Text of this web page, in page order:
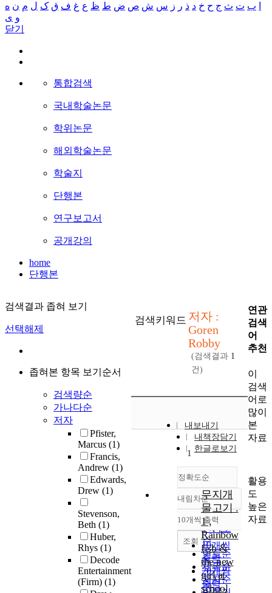
ب ت ث ج ح خ د ذ ر ز س ش ص ض ط ظ ع غ ف ق ک ل م ن ه
و ی
닫기
통합검색
국내학술논문
학위논문
해외학술논문
학술지
단행본
연구보고서
공개강의
home
단행본
검색결과 좁혀 보기
선택해제
좁혀본 항목 보기순서
검색량순
가나다순
저자
Pfister,
Marcus (1)
Francis,
Andrew (1)
Edwards,
Drew (1)
Stevenson,
Beth (1)
Huber,
Rhys (1)
Decode
Entertainment
(Firm) (1)
검색키워드 저자 :
Goren
Robby
(검색결과 1
건)
내보내기
내책장담기
한글로보기
정확도순
정확도
순
인기도
순
연도순
제목순
저자순
내림차순
내림차순
10개씩 출력
10개씩
출력
20개씩
출력
조회
1
무지개
물고기 .
1 ,
Rainbow
fish &
the new
girl at
school
연관
검색
어
추천
이
검색
어로
많이
본
자료
활용
도
높은
자료